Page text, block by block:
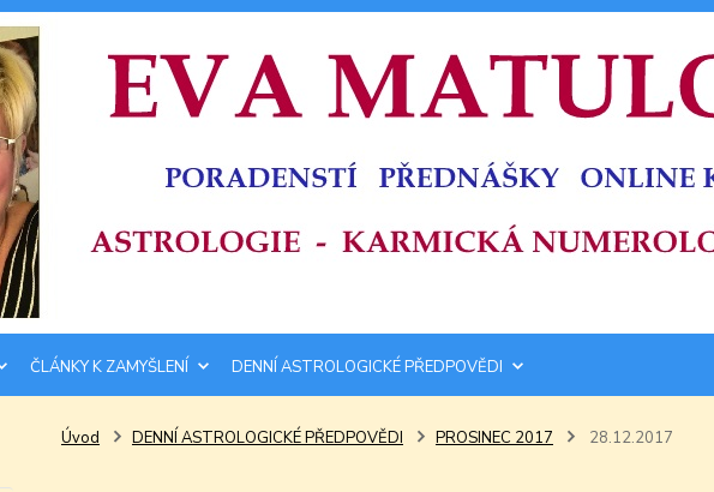
ČLÁNKY K ZAMYŠLENÍ DENNÍ ASTROLOGICKÉ PŘEDPOVĚDI
Úvod DENNÍ ASTROLOGICKÉ PŘEDPOVĚDI PROSINEC 2017 28.12.2017